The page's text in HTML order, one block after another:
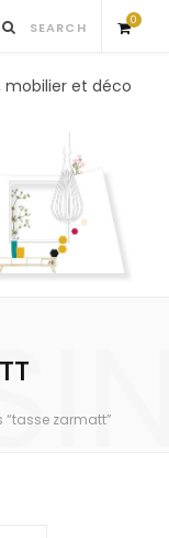
0
S
p
mobilier et déco
“tasse zarmatt”